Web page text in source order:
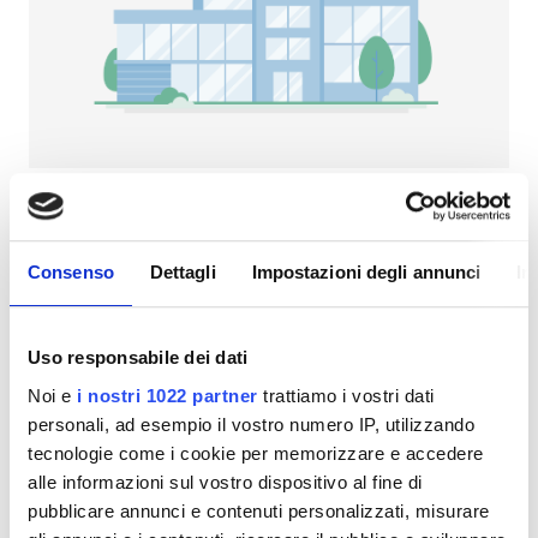
Consenso Dettagli Impostazioni degli annunci
Uso responsabile dei dati
Noi e i nostri 1022 partner trattiamo i vostri dati
personali, ad esempio il vostro numero IP, utilizzando
tecnologie come i cookie per memorizzare e accedere
alle informazioni sul vostro dispositivo al fine di
pubblicare annunci e contenuti personalizzati, misurare
Pazienti con epatite B
Pazienti con epatite C
Strutture
WiFi gratuito
Schermi TV
Trasferimento gratuito
Parcheggio gratuito
NephroPlus at Jabalpur Hospital &
Recearch Center
Jabalpur, India
Per trattamento
Dialisi HD 79 €
Dialisi HDF 89 €
Prenota